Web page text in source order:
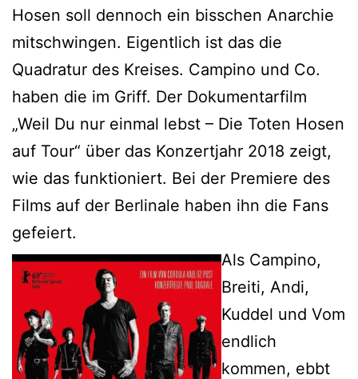
Hosen soll dennoch ein bisschen Anarchie
mitschwingen. Eigentlich ist das die
Quadratur des Kreises. Campino und Co.
haben die im Griff. Der Dokumentarfilm
„Weil Du nur einmal lebst – Die Toten Hosen
auf Tour“ über das Konzertjahr 2018 zeigt,
wie das funktioniert. Bei der Premiere des
Films auf der Berlinale haben ihn die Fans
gefeiert.
Als Campino,
Breiti, Andi,
Kuddel und Vom
endlich
kommen, ebbt